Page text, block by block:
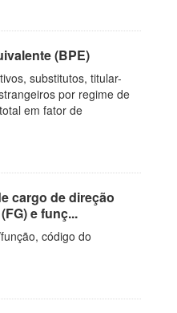
(BPE)
substitutos, titular-
por regime de
em fator de
cargo de direção
e funç...
código do